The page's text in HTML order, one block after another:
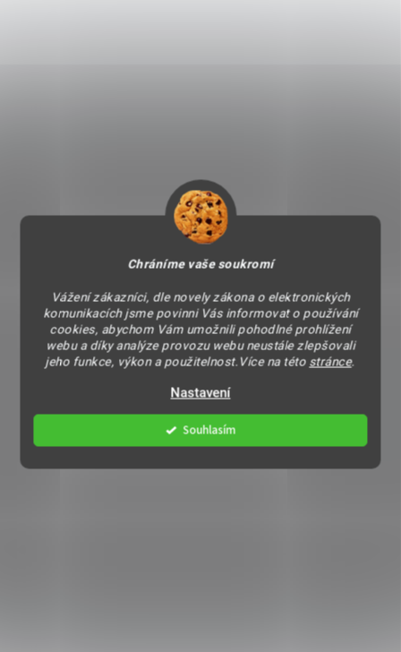
Chráníme vaše soukromí
Vážení zákazníci, dle novely zákona o elektronických
komunikacích jsme povinni Vás informovat o používání
cookies, abychom Vám umožnili pohodlné prohlížení
webu a díky analýze provozu webu neustále zlepšovali
jeho funkce, výkon a použitelnost.Více na této stránce.
Nastavení
Souhlasím